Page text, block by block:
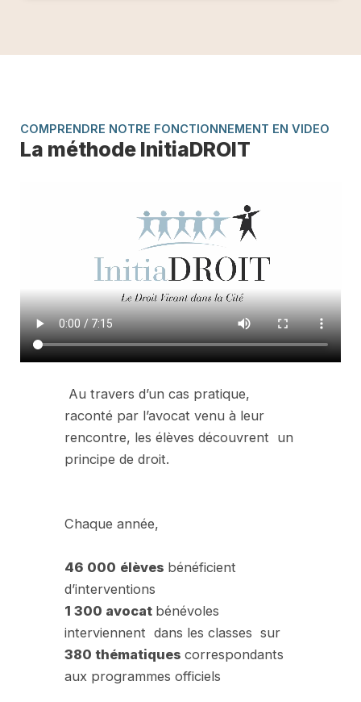
COMPRENDRE NOTRE FONCTIONNEMENT EN VIDEO
La méthode InitiaDROIT
Au travers d’un cas pratique,
raconté par l’avocat venu à leur
rencontre, les élèves découvrent un
principe de droit.
Chaque année,
46 000 élèves bénéficient
d’interventions
1 300 avocat bénévoles
interviennent dans les classes sur
380 thématiquescorrespondants
aux programmes officiels